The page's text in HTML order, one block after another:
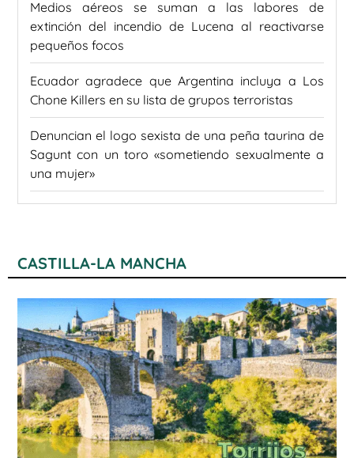
Medios aéreos se suman a las labores de
extinción del incendio de Lucena al reactivarse
pequeños focos
Ecuador agradece que Argentina incluya a Los
Chone Killers en su lista de grupos terroristas
Denuncian el logo sexista de una peña taurina de
Sagunt con un toro «sometiendo sexualmente a
una mujer»
CASTILLA-LA MANCHA